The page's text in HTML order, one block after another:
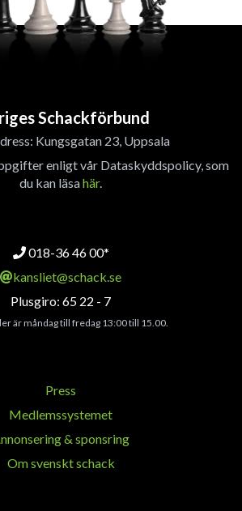
Schackförbund
Kungsgatan 23, Uppsala
enligt vår Dataskyddspolicy, som
du kan läsahär.
018-36 46 00*
kansliet@schack.se
Plusgiro: 65 22 - 7
är måndag till fredag 13:00 till 15.00.
Press
Medlemssystemet
& sponsring
Om svenskt schack